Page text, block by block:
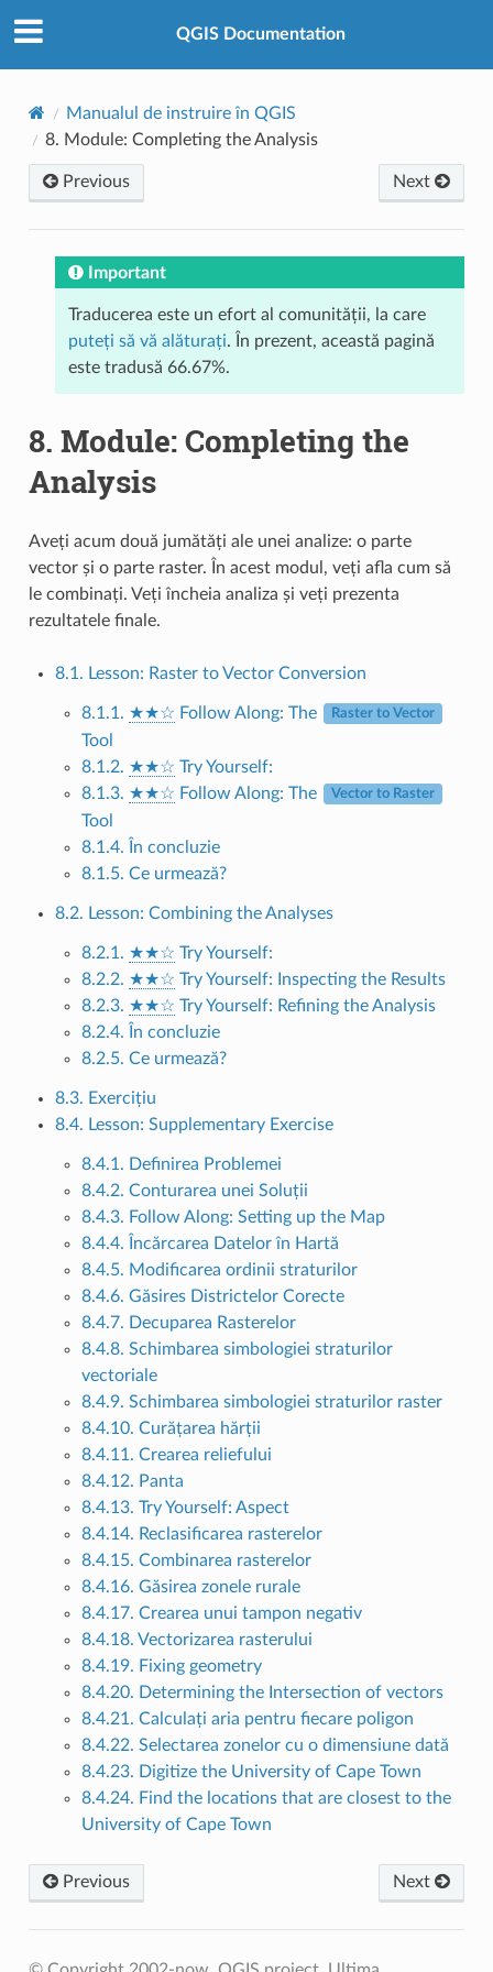
QGIS Documentation
Manualul de instruire în QGIS
8. Module: Completing the Analysis
Previous Next
Important
Traducerea este un efort al comunității, la care
puteți să vă alăturați. În prezent, această pagină
este tradusă 66.67%.
8. Module: Completing the
Analysis
Aveți acum două jumătăți ale unei analize: o parte
vector și o parte raster. În acest modul, veți afla cum să
le combinați. Veți încheia analiza și veți prezenta
rezultatele finale.
8.1. Lesson: Raster to Vector Conversion
8.1.1. ★★☆ Follow Along: The Raster to Vector
Tool
8.1.2. ★★☆ Try Yourself:
8.1.3. ★★☆ Follow Along: The Vector to Raster
Tool
8.1.4. În concluzie
8.1.5. Ce urmează?
8.2. Lesson: Combining the Analyses
8.2.1. ★★☆ Try Yourself:
8.2.2. ★★☆ Try Yourself: Inspecting the Results
8.2.3. ★★☆ Try Yourself: Refining the Analysis
8.2.4. În concluzie
8.2.5. Ce urmează?
8.3. Exercițiu
8.4. Lesson: Supplementary Exercise
8.4.1. Definirea Problemei
8.4.2. Conturarea unei Soluții
8.4.3. Follow Along: Setting up the Map
8.4.4. Încărcarea Datelor în Hartă
8.4.5. Modificarea ordinii straturilor
8.4.6. Găsires Districtelor Corecte
8.4.7. Decuparea Rasterelor
8.4.8. Schimbarea simbologiei straturilor
vectoriale
8.4.9. Schimbarea simbologiei straturilor raster
8.4.10. Curățarea hărții
8.4.11. Crearea reliefului
8.4.12. Panta
8.4.13. Try Yourself: Aspect
8.4.14. Reclasificarea rasterelor
8.4.15. Combinarea rasterelor
8.4.16. Găsirea zonele rurale
8.4.17. Crearea unui tampon negativ
8.4.18. Vectorizarea rasterului
8.4.19. Fixing geometry
8.4.20. Determining the Intersection of vectors
8.4.21. Calculați aria pentru fiecare poligon
8.4.22. Selectarea zonelor cu o dimensiune dată
8.4.23. Digitize the University of Cape Town
8.4.24. Find the locations that are closest to the
University of Cape Town
Previous Next